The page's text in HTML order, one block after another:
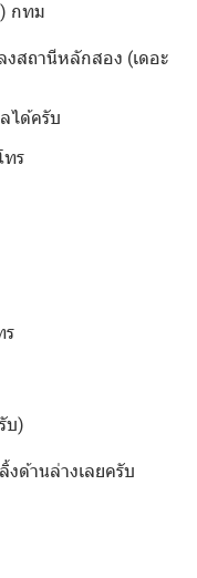
กทม
สถานีหลักสอง (เดอะ
ได้ครับ
ทร
ร
บ)
ด้านล่างเลยครับ